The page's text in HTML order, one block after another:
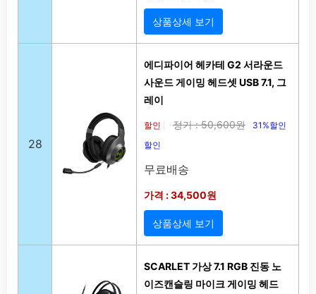
상품상세 보기
28
에디파이어 헤카테 G2 서라운드
사운드 게이밍 헤드셋 USB 7.1, 그
레이
할인 정가 : 50,600원
31%할인
할인
무료배송
가격 : 34,500원
상품상세 보기
SCARLET 가상 7.1 RGB 진동 노
이즈캔슬링 마이크 게이밍 헤드